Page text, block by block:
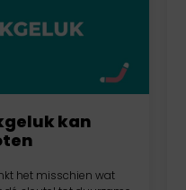
kan
het misschien wat